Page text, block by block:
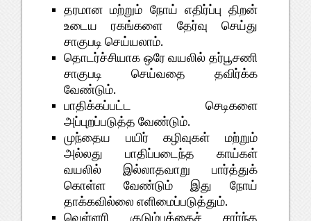
தரமான மற்றும் நோய் எதிர்ப்பு திறன்
உடைய ரகங்களை தேர்வு செய்து
சாகுபடி செய்யலாம்.
தொடர்ச்சியாக ஒரே வயலில் தர்பூசணி
சாகுபடி செய்வதை தவிர்க்க
வேண்டும்.
பாதிக்கப்பட்ட செடிகளை
அப்புறப்படுத்த வேண்டும்.
முந்தைய பயிர் கழிவுகள் மற்றும்
அல்லது பாதிப்படைந்த காய்கள்
வயலில் இல்லாதவாறு பார்த்துக்
கொள்ள வேண்டும் இது நோய்
தாக்கவில்லை எளிமைப்படுத்தும்.
வெள்ளரி குடும்பத்தைச் சார்ந்த